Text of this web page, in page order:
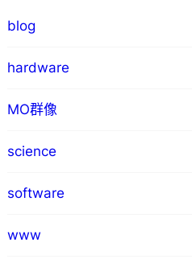
blog
hardware
MO群像
science
software
www